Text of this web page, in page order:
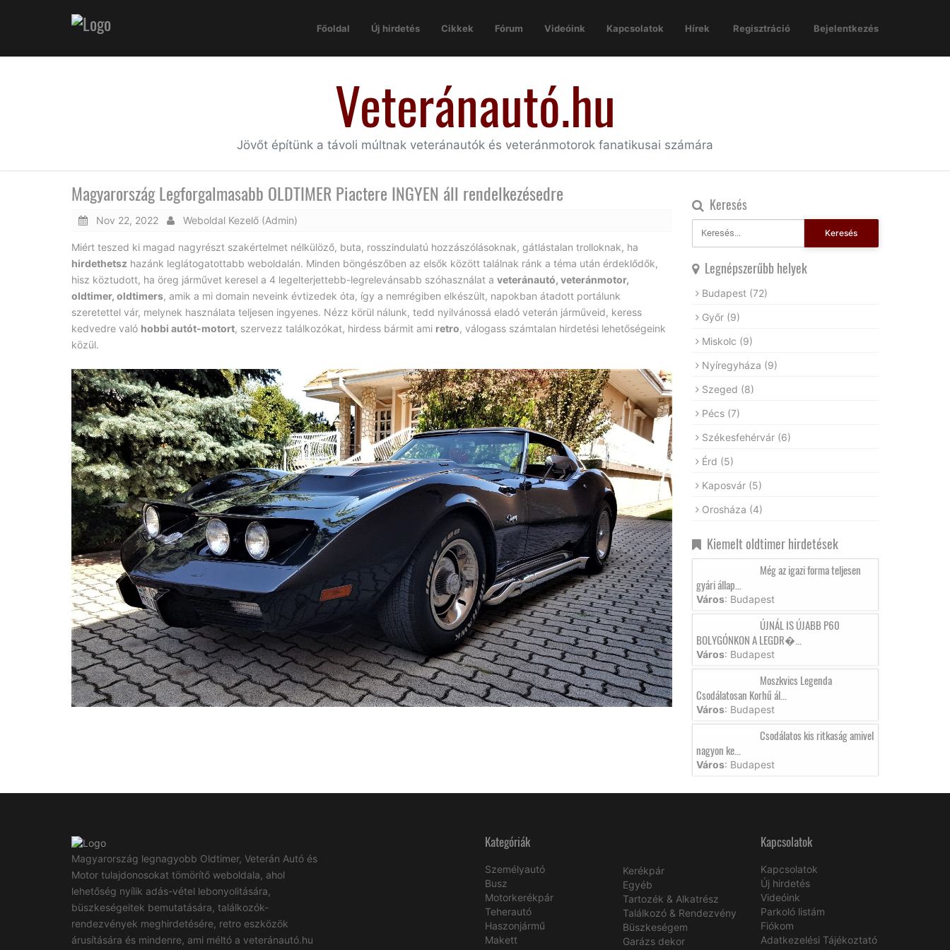
Főoldal Új hirdetés Cikkek Fórum Videóink Kapcsolatok Hírek Regisztráció Bejelentkezés
Veteránautó.hu
Jövőt építünk a távoli múltnak veteránautók és veteránmotorok fanatikusai számára
Magyarország Legforgalmasabb OLDTIMER Piactere INGYEN áll rendelkezésedre
Nov 22, 2022 Weboldal Kezelő (Admin)
Miért teszed ki magad nagyrészt szakértelmet nélkülöző, buta, rosszindulatú hozzászólásoknak, gátlástalan trolloknak, ha
hirdethetsz hazánk leglátogatottabb weboldalán. Minden böngészőben az elsők között találnak ránk a téma után érdeklődők,
hisz köztudott, ha öreg járművet keresel a 4 legelterjettebb-legrelevánsabb szóhasználat a veteránautó, veteránmotor,
oldtimer, oldtimers, amik a mi domain neveink évtizedek óta, így a nemrégiben elkészült, napokban átadott portálunk
szeretettel vár, melynek használata teljesen ingyenes. Nézz körül nálunk, tedd nyilvánossá eladó veterán járműveid, keress
kedvedre való hobbi autót-motort, szervezz találkozókat, hirdess bármit ami retro, válogass számtalan hirdetési lehetőségeink
közül.
Keresés
Keresés
Legnépszerűbb helyek
Budapest (72)
Győr (9)
Miskolc (9)
Nyíregyháza (9)
Szeged (8)
Pécs (7)
Székesfehérvár (6)
Érd (5)
Kaposvár (5)
Orosháza (4)
Kiemelt oldtimer hirdetések
Még az igazi forma teljesen
gyári állap...
Város: Budapest
ÚJNÁL IS ÚJABB P60
BOLYGÓNKON A LEGDR�...
Város: Budapest
Moszkvics Legenda
Csodálatosan Korhű ál...
Város: Budapest
Csodálatos kis ritkaság amivel
nagyon ke...
Város: Budapest
Magyarország legnagyobb Oldtimer, Veterán Autó és
Motor tulajdonosokat tömörítő weboldala, ahol
lehetőség nyílik adás-vétel lebonyolitására,
büszkeségeitek bemutatására, találkozók-
rendezvények meghirdetésére, retro eszközök
árusítására és mindenre, ami méltó a veteránautó.hu
Kategóriák
Személyautó
Busz
Motorkerékpár
Teherautó
Haszonjármű
Makett
Kerékpár
Egyéb
Tartozék & Alkatrész
Találkozó & Rendezvény
Büszkeségem
Garázs dekor
Kapcsolatok
Kapcsolatok
Új hirdetés
Videóink
Parkoló listám
Fiókom
Adatkezelési Tájékoztató